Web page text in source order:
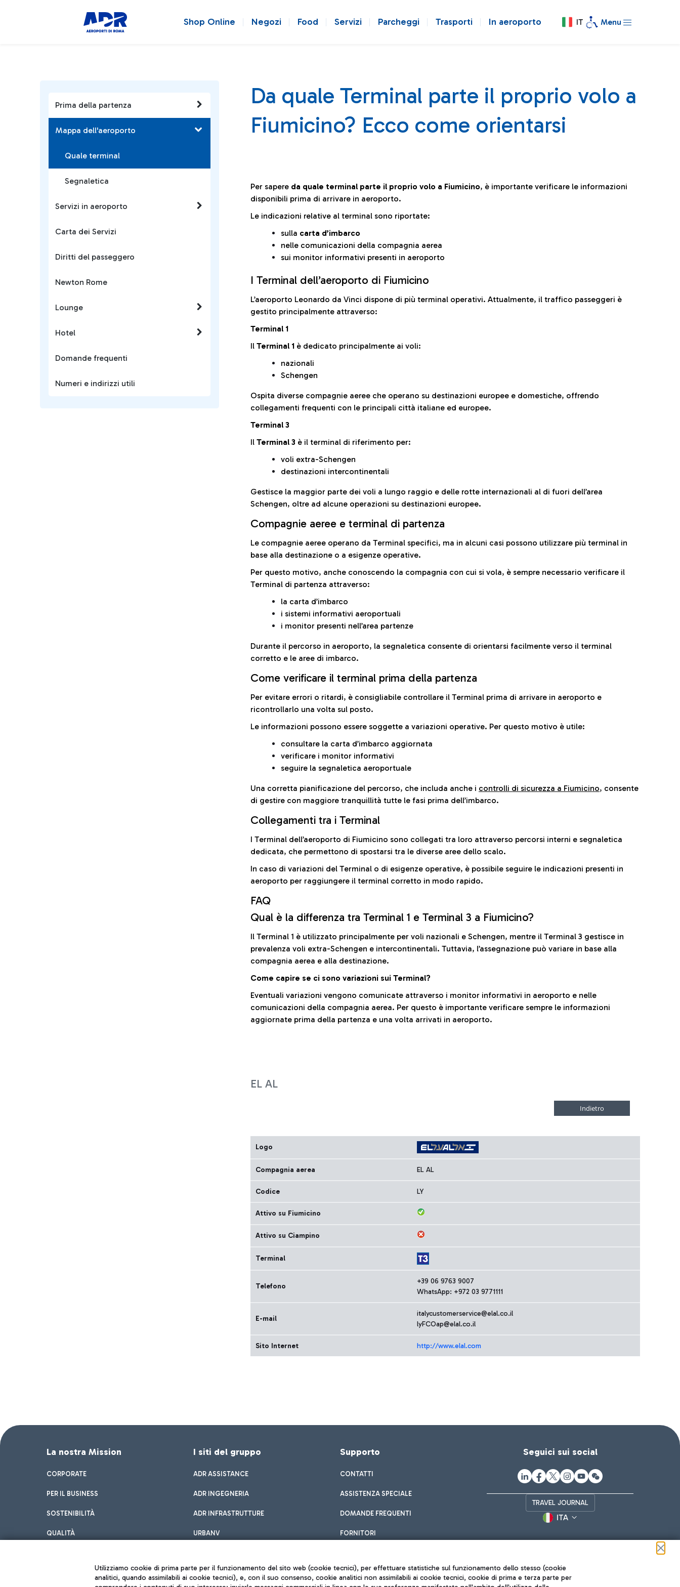
Shop Online Negozi Food Servizi Parcheggi Trasporti In aeroporto IT Menu
Prima della partenza
Mappa dell'aeroporto
Quale terminal
Segnaletica
Servizi in aeroporto
Carta dei Servizi
Diritti del passeggero
Newton Rome
Lounge
Hotel
Domande frequenti
Numeri e indirizzi utili
Da quale Terminal parte il proprio volo a
Fiumicino? Ecco come orientarsi
Per sapere da quale terminal parte il proprio volo a Fiumicino, è importante verificare le informazioni
disponibili prima di arrivare in aeroporto.
Le indicazioni relative al terminal sono riportate:
sulla carta d’imbarco
nelle comunicazioni della compagnia aerea
sui monitor informativi presenti in aeroporto
I Terminal dell’aeroporto di Fiumicino
L’aeroporto Leonardo da Vinci dispone di più terminal operativi. Attualmente, il traffico passeggeri è
gestito principalmente attraverso:
Terminal 1
Il Terminal 1 è dedicato principalmente ai voli:
nazionali
Schengen
Ospita diverse compagnie aeree che operano su destinazioni europee e domestiche, offrendo
collegamenti frequenti con le principali città italiane ed europee.
Terminal 3
Il Terminal 3 è il terminal di riferimento per:
voli extra-Schengen
destinazioni intercontinentali
Gestisce la maggior parte dei voli a lungo raggio e delle rotte internazionali al di fuori dell’area
Schengen, oltre ad alcune operazioni su destinazioni europee.
Compagnie aeree e terminal di partenza
Le compagnie aeree operano da Terminal specifici, ma in alcuni casi possono utilizzare più terminal in
base alla destinazione o a esigenze operative.
Per questo motivo, anche conoscendo la compagnia con cui si vola, è sempre necessario verificare il
Terminal di partenza attraverso:
la carta d’imbarco
i sistemi informativi aeroportuali
i monitor presenti nell’area partenze
Durante il percorso in aeroporto, la segnaletica consente di orientarsi facilmente verso il terminal
corretto e le aree di imbarco.
Come verificare il terminal prima della partenza
Per evitare errori o ritardi, è consigliabile controllare il Terminal prima di arrivare in aeroporto e
ricontrollarlo una volta sul posto.
Le informazioni possono essere soggette a variazioni operative. Per questo motivo è utile:
consultare la carta d’imbarco aggiornata
verificare i monitor informativi
seguire la segnaletica aeroportuale
Una corretta pianificazione del percorso, che includa anche i controlli di sicurezza a Fiumicino, consente
di gestire con maggiore tranquillità tutte le fasi prima dell’imbarco.
Collegamenti tra i Terminal
I Terminal dell’aeroporto di Fiumicino sono collegati tra loro attraverso percorsi interni e segnaletica
dedicata, che permettono di spostarsi tra le diverse aree dello scalo.
In caso di variazioni del Terminal o di esigenze operative, è possibile seguire le indicazioni presenti in
aeroporto per raggiungere il terminal corretto in modo rapido.
FAQ
Qual è la differenza tra Terminal 1 e Terminal 3 a Fiumicino?
Il Terminal 1 è utilizzato principalmente per voli nazionali e Schengen, mentre il Terminal 3 gestisce in
prevalenza voli extra-Schengen e intercontinentali. Tuttavia, l’assegnazione può variare in base alla
compagnia aerea e alla destinazione.
Come capire se ci sono variazioni sui Terminal?
Eventuali variazioni vengono comunicate attraverso i monitor informativi in aeroporto e nelle
comunicazioni della compagnia aerea. Per questo è importante verificare sempre le informazioni
aggiornate prima della partenza e una volta arrivati in aeroporto.
EL AL
Logo
Compagnia aerea EL AL
Codice LY
Attivo su Fiumicino
Attivo su Ciampino
Terminal
Telefono
+39 06 9763 9007
WhatsApp: +972 03 9771111
E-mail
italycustomerservice@elal.co.il
lyFCOap@elal.co.il
Sito Internet http://www.elal.com
La nostra Mission
CORPORATE
PER IL BUSINESS
SOSTENIBILITÀ
QUALITÀ
I siti del gruppo
ADR ASSISTANCE
ADR INGEGNERIA
ADR INFRASTRUTTURE
URBANV
Supporto
CONTATTI
ASSISTENZA SPECIALE
DOMANDE FREQUENTI
FORNITORI
Seguici sui social
TRAVEL JOURNAL
ITA
Utilizziamo cookie di prima parte per il funzionamento del sito web (cookie tecnici), per effettuare statistiche sul funzionamento dello stesso (cookie
analitici, quando assimilabili ai cookie tecnici), e, con il suo consenso, cookie analitici non assimilabili ai cookie tecnici, cookie di prima e terza parte per